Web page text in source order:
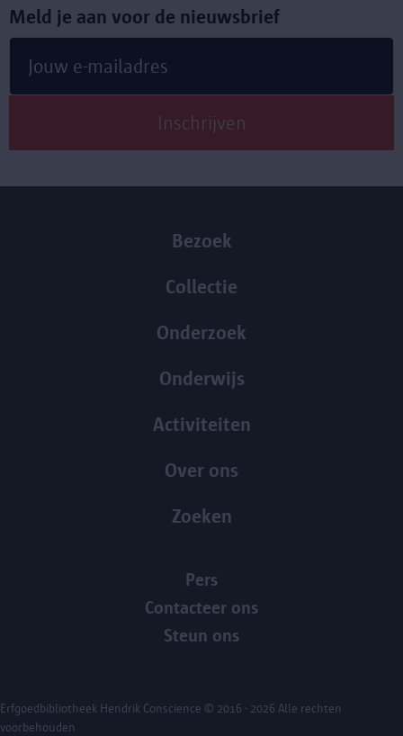
Meld je aan voor de nieuwsbrief
Bezoek
Collectie
Onderzoek
Onderwijs
Activiteiten
Over ons
Zoeken
Pers
Contacteer ons
Steun ons
Erfgoedbibliotheek Hendrik Conscience © 2016 - 2026 Alle rechten
voorbehouden